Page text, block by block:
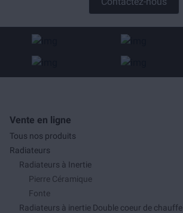
Vente en ligne
Tous nos produits
Radiateurs
Radiateurs à Inertie
Pierre Céramique
Fonte
Radiateurs à inertie Double coeur de chauffe